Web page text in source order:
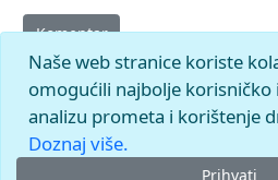
Komentar
Naše web stranice koriste
omogućili najbolje korisničko
analizu prometa i korištenje
Doznaj više.
Prihvati